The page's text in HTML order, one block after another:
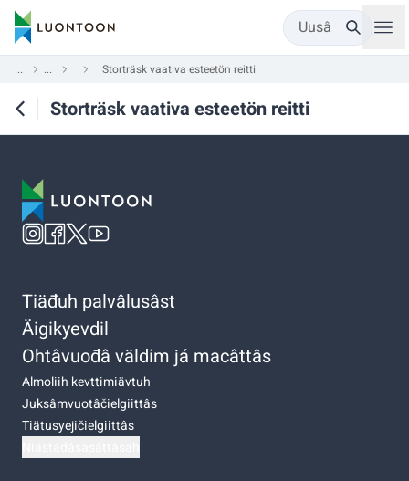
Uusâ
... ... Storträsk vaativa esteetön reitti
Storträsk vaativa esteetön reitti
Tiäđuh palvâlusâst
Äigikyevdil
Ohtâvuođâ väldim já macâttâs
Almoliih kevttimiävtuh
Juksâmvuotâčielgiittâs
Tiätusyejičielgiittâs